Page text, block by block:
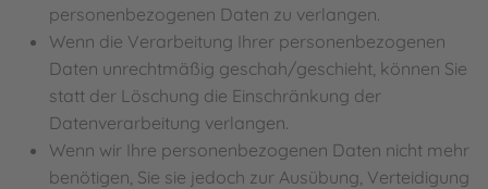
personenbezogenen Daten zu verlangen.
Wenn die Verarbeitung Ihrer personenbezogenen
Daten unrechtmäßig geschah/geschieht, können Sie
statt der Löschung die Einschränkung der
Datenverarbeitung verlangen.
Wenn wir Ihre personenbezogenen Daten nicht mehr
benötigen, Sie sie jedoch zur Ausübung, Verteidigung